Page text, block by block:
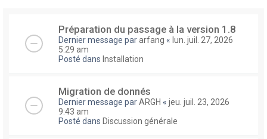
Préparation du passage à la version 1.8
Dernier message pararfang « lun. juil. 27, 2026
5:29 am
Posté dans Installation
Migration de donnés
Dernier message parARGH « jeu. juil. 23, 2026
9:43 am
Posté dans Discussion générale